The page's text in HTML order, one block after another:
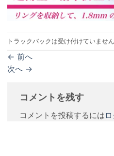
トラックバックは受け付けていません
← 前へ
次へ →
コメントを残す
コメントを投稿するには